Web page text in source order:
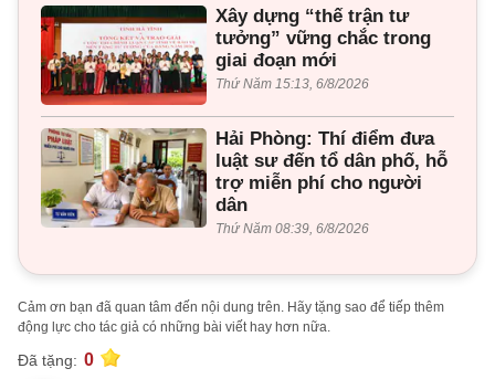
Xây dựng “thế trận tư
tưởng” vững chắc trong
giai đoạn mới
Thứ Năm 15:13, 6/8/2026
Hải Phòng: Thí điểm đưa
luật sư đến tổ dân phố, hỗ
trợ miễn phí cho người
dân
Thứ Năm 08:39, 6/8/2026
Cảm ơn bạn đã quan tâm đến nội dung trên. Hãy tặng sao để tiếp thêm
động lực cho tác giả có những bài viết hay hơn nữa.
Đã tặng: 0